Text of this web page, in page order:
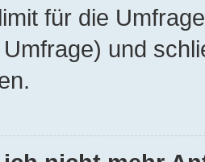
für die
und